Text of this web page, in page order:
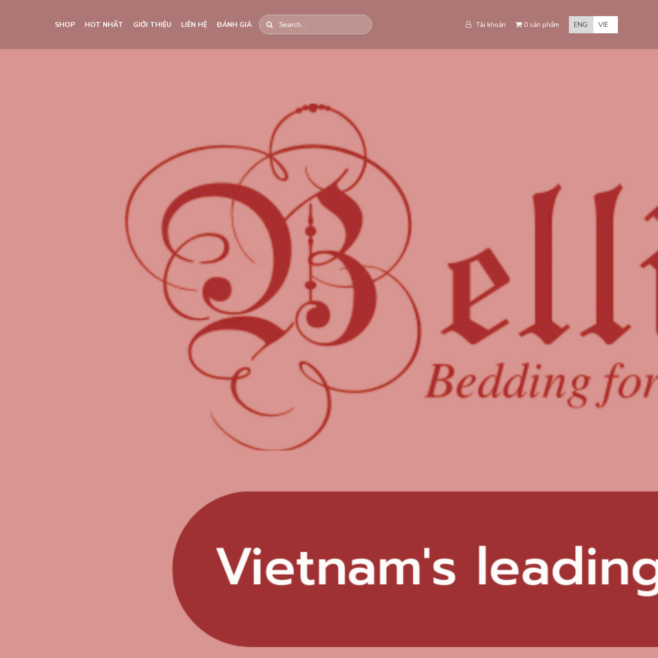
SHOP HOT NHẤT GIỚI THIỆU LIÊN HỆ ĐÁNH GIÁ Tài khoản 0 sản phẩm ENG VIE